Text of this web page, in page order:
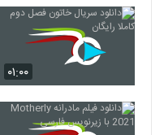
۰۱:۰۰